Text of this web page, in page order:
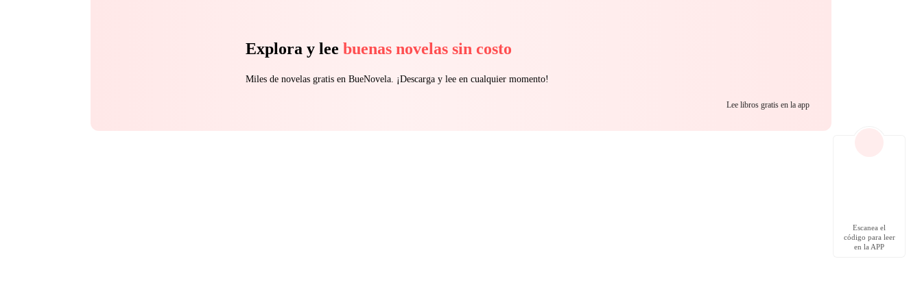
Explora y lee buenas novelas sin costo
Miles de novelas gratis en BueNovela. ¡Descarga y lee en cualquier momento!
Lee libros gratis en la app
Escanea el
código para leer
en la APP